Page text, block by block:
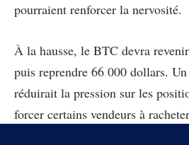
pourraient renforcer la nervosité.
À la hausse, le BTC devra
puis reprendre 66 000 dollars.
réduirait la pression sur les
forcer certains vendeurs à